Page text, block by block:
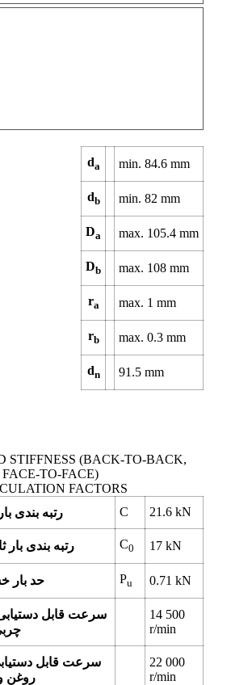
da min. 84.6mm
db min. 82mm
Da max. 105.4mm
Db max. 108mm
ra max. 1mm
rb max. 0.3mm
dn 91.5mm
رتبه بندی C 21.6kN
رتبه بندی بار C0 17kN
حد بار Pu 0.71kN
سرعت قابل
14 500
r/min
سرعت قابل
روغن
22 000
r/min
STIFFNESS (BACK-TO-BACK,
FACE-TO-FACE)
FACTORS